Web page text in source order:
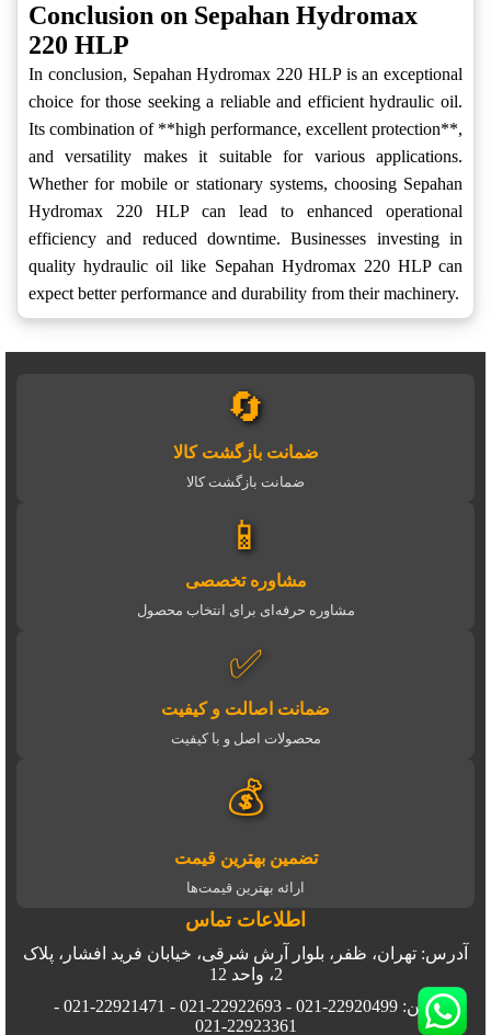
Conclusion on Sepahan Hydromax
220 HLP
In conclusion, Sepahan Hydromax 220 HLP is an exceptional
choice for those seeking a reliable and efficient hydraulic oil.
Its combination of **high performance, excellent protection**,
and versatility makes it suitable for various applications.
Whether for mobile or stationary systems, choosing Sepahan
Hydromax 220 HLP can lead to enhanced operational
efficiency and reduced downtime. Businesses investing in
quality hydraulic oil like Sepahan Hydromax 220 HLP can
expect better performance and durability from their machinery.
🔄
ضمانت بازگشت کالا
ضمانت بازگشت کالا
📱
مشاوره تخصصی
مشاوره حرفه‌ای برای انتخاب محصول
✅
ضمانت اصالت و کیفیت
محصولات اصل و با کیفیت
💰
تضمین بهترین قیمت
ارائه بهترین قیمت‌ها
اطلاعات تماس
آدرس: تهران، ظفر، بلوار آرش شرقی، خیابان فرید افشار، پلاک
2، واحد 12
تلفن: 22920499-021 - 22922693-021 - 22921471-021 -
22923361-021